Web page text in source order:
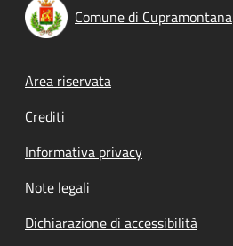
Comune di Cupramontana
Footer menu
Area riservata
Crediti
Informativa privacy
Note legali
Dichiarazione di accessibilità